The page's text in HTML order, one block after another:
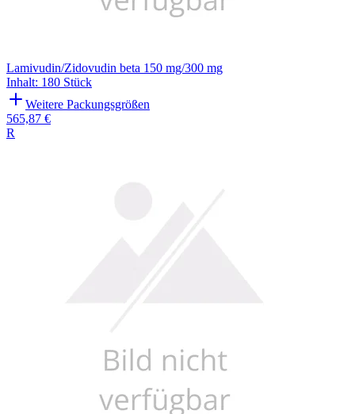
Lamivudin/Zidovudin beta 150 mg/300 mg
Inhalt: 180 Stück
Weitere Packungsgrößen
565,87 €
R